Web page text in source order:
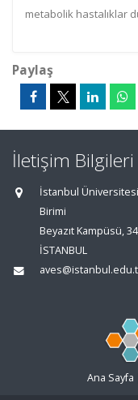
metabolik hastalıklar
Paylaş
İletişim Bilgileri
İstanbul
Birimi
Beyazıt Kampüsü,
İSTANBUL
Ana Sayfa